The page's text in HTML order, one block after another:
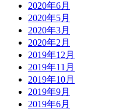
2020年6月
2020年5月
2020年3月
2020年2月
2019年12月
2019年11月
2019年10月
2019年9月
2019年6月